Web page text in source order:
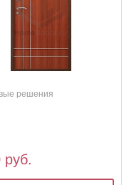
решения
руб.